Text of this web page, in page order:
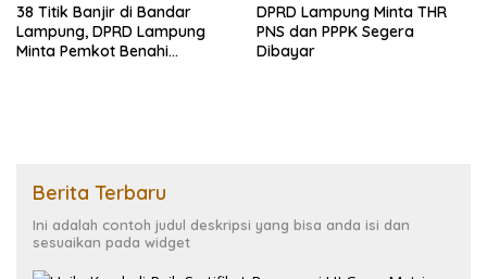
38 Titik Banjir di Bandar
Lampung, DPRD Lampung
Minta Pemkot Benahi
DPRD Lampung Minta THR
PNS dan PPPK Segera
Dibayar
Berita Terbaru
Ini adalah contoh judul deskripsi yang bisa anda isi dan
sesuaikan pada widget